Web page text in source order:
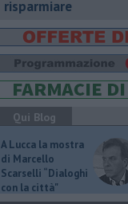
risparmiare
Qui Blog
A Lucca la mostra
di Marcello
Scarselli “Dialoghi
con la città"